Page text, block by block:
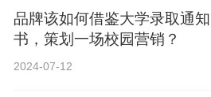
品牌该如何借鉴大学录取通知
书，策划一场校园营销？
2024-07-12